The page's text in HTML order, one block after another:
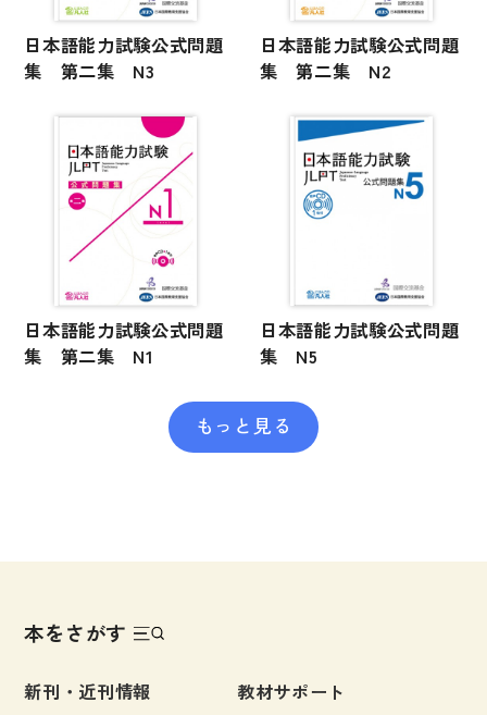
文法
表記
試験対策
日本語教育事情
異文化間コミュニケーション
多言語社会・言語政策
言語の諸相
アカデミック・スキル
日本語能力試験公式問題
集 第二集 N3
日本語能力試験公式問題
集 第二集 N2
日本語能力試験公式問題
集 第二集 N1
日本語能力試験公式問題
集 N5
もっと見る
本をさがす
新刊・近刊情報
教材サポート